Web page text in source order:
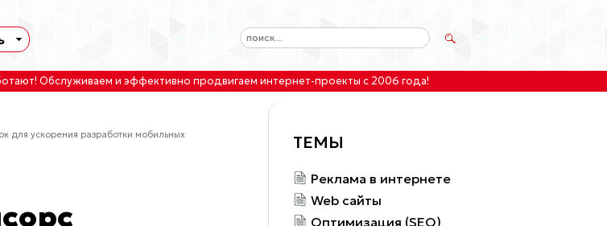
Обслуживаем и эффективно продвигаем интернет-проекты с 2006 года!
для ускорения разработки мобильных
ТЕМЫ
Реклама в интернете
Web сайты
Оптимизация (SEO)